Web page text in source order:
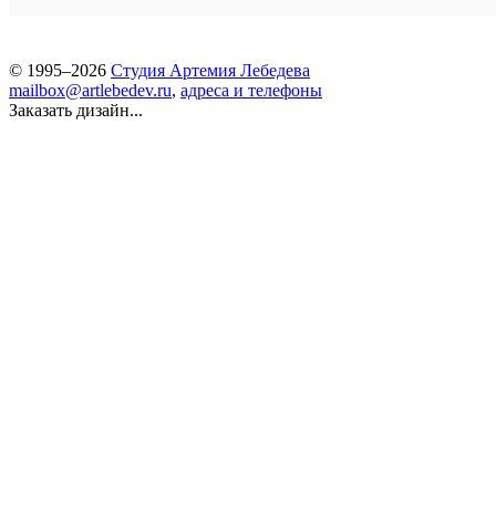
© 1995–2026 Студия Артемия Лебедева
mailbox@artlebedev.ru, адреса и телефоны
Заказать дизайн...